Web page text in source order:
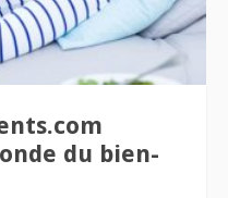
du bien-